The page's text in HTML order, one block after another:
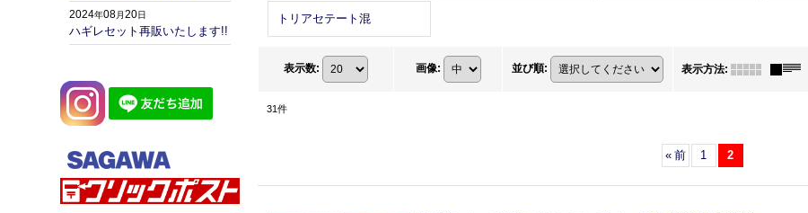
2024年08月20日
ハギレセット再販いたします!!
トリアセテート混
表示数: 画像: 並び順: 表示方法:
31件
« 前 1 2